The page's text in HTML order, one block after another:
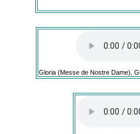
Gloria (Messe de Nostre Dame),